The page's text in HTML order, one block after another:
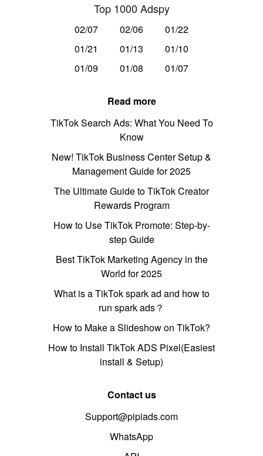
Top 1000 Adspy
02/07 02/06
01/22
01/21
01/13
01/10
01/09
01/08 01/07
Read more
TikTok Search Ads: What You Need To
Know
New! TikTok Business Center Setup &
Management Guide for 2025
The Ultimate Guide to TikTok Creator
Rewards Program
How to Use TikTok Promote: Step-by-
step Guide
Best TikTok Marketing Agency in the
World for 2025
What is a TikTok spark ad and how to
run spark ads？
How to Make a Slideshow on TikTok?
How to Install TikTok ADS Pixel(Easiest
install & Setup)
Contact us
Support@pipiads.com
WhatsApp